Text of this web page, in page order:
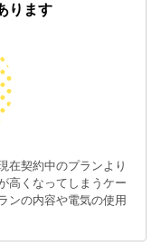
ります
在契約中のプランより
高くなってしまうケー
ンの内容や電気の使用